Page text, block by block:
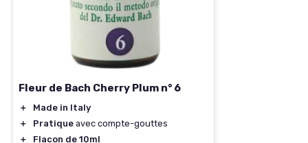
Fleur de Bach Cherry Plum n° 6
＋
Made in Italy
＋
Pratique avec compte-gouttes
＋
Flacon de 10ml